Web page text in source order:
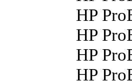
HP
HP
HP
HP